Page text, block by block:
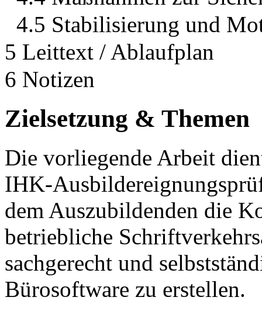
4.5 Stabilisierung und
5 Leittext / Ablaufplan
6 Notizen
Zielsetzung & Themen
Die vorliegende Arbeit
IHK-
dem Auszubildenden die
betriebliche
sachgerecht und
Bürosoftware zu erstellen.